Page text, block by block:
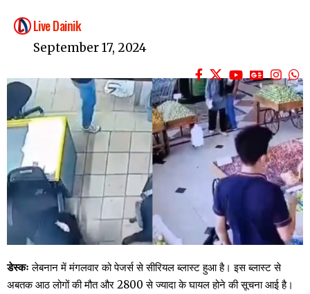
Live Dainik
September 17, 2024
डेस्कः लेबनान में मंगलवार को पेजर्स से सीरियल ब्लास्ट हुआ है। इस ब्लास्ट से
अबतक आठ लोगों की मौत और 2800 से ज्यादा के घायल होने की सूचना आई है।